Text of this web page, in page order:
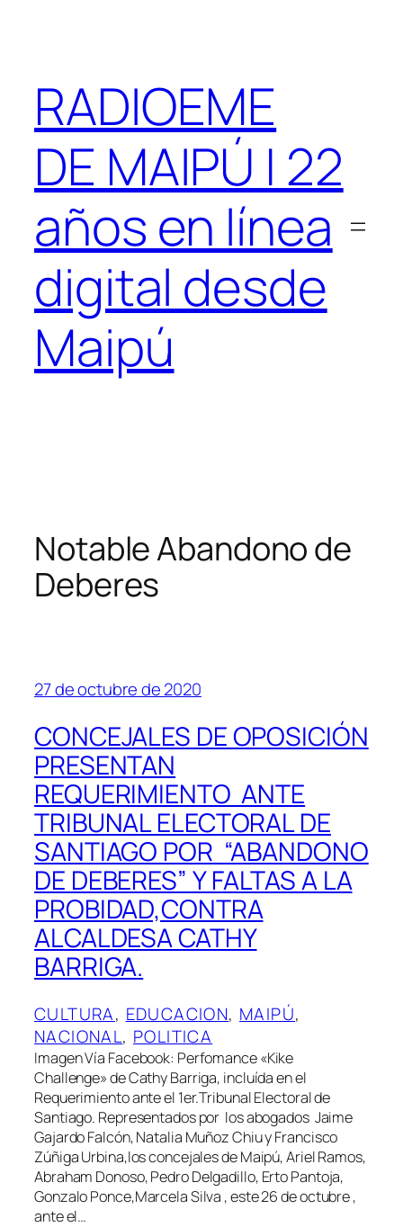
RADIOEME
DE MAIPÚ | 22
años en línea
digital desde
Maipú
Notable Abandono de
Deberes
27 de octubre de 2020
CONCEJALES DE OPOSICIÓN
PRESENTAN
REQUERIMIENTO ANTE
TRIBUNAL ELECTORAL DE
SANTIAGO POR “ABANDONO
DE DEBERES” Y FALTAS A LA
PROBIDAD,CONTRA
ALCALDESA CATHY
BARRIGA.
CULTURA, EDUCACION, MAIPÚ
NACIONAL, POLITICA
Imagen Vía Facebook: Perfomance «Kike
Challenge» de Cathy Barriga, incluída en el
Requerimiento ante el 1er.Tribunal Electoral de
Santiago. Representados por los abogados Jaime
Gajardo Falcón, Natalia Muñoz Chiu y Francisco
Zúñiga Urbina,los concejales de Maipú, Ariel Ramos,
Abraham Donoso, Pedro Delgadillo, Erto Pantoja,
Gonzalo Ponce,Marcela Silva , este 26 de octubre ,
ante el…